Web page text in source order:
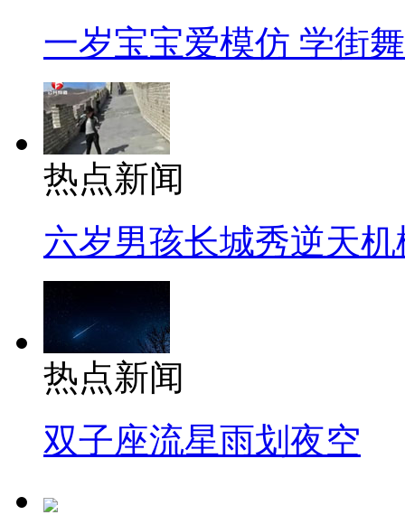
一岁宝宝爱模仿 学街
热点新闻
六岁男孩长城秀逆天机
热点新闻
双子座流星雨划夜空